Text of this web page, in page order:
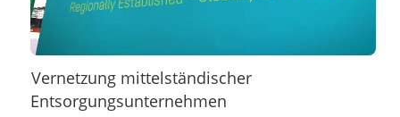
Vernetzung mittelständischer
Entsorgungsunternehmen